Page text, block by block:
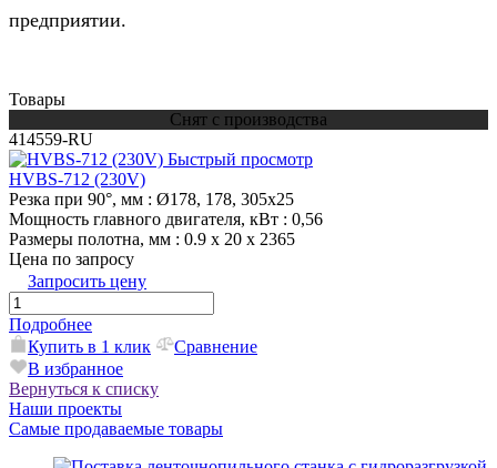
предприятии.
Товары
Снят с производства
414559-RU
Быстрый просмотр
HVBS-712 (230V)
Резка при 90°, мм : Ø178, 178, 305х25
Мощность главного двигателя, кВт : 0,56
Размеры полотна, мм : 0.9 х 20 х 2365
Цена по запросу
Запросить цену
Подробнее
Купить в 1 клик
Сравнение
В избранное
Вернуться к списку
Наши проекты
Самые продаваемые товары